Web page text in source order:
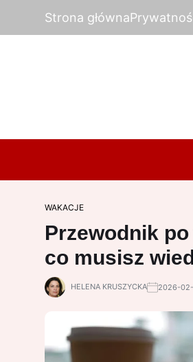
Strona główna
WAKACJE
Przewodnik
co musisz
HELENA KRUSZYCKA 2026-